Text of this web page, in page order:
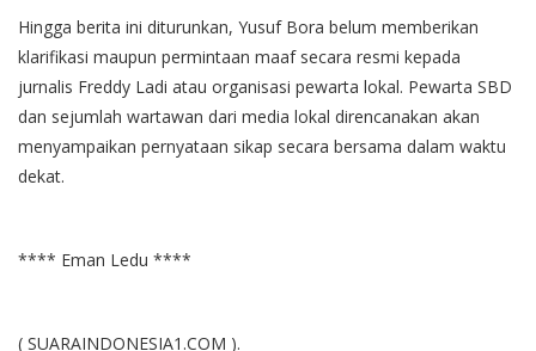
Hingga berita ini diturunkan, Yusuf Bora belum memberikan
klarifikasi maupun permintaan maaf secara resmi kepada
jurnalis Freddy Ladi atau organisasi pewarta lokal. Pewarta SBD
dan sejumlah wartawan dari media lokal direncanakan akan
menyampaikan pernyataan sikap secara bersama dalam waktu
dekat.
**** Eman Ledu ****
( SUARAINDONESIA1.COM ).